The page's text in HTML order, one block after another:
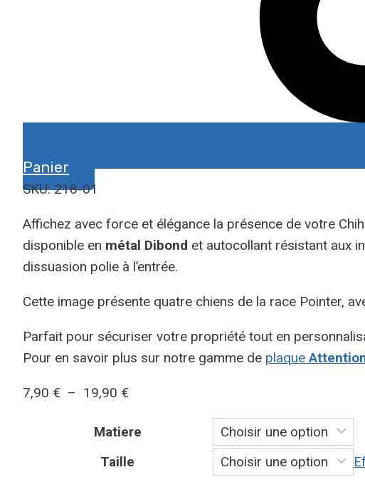
Panier
SKU: 218-01
Affichez avec force et élégance la présence de votre
disponible en métal Dibond et autocollant résistant aux
dissuasion polie à l’entrée.
Cette image présente quatre chiens de la race Pointer,
Parfait pour sécuriser votre propriété tout en
Pour en savoir plus sur notre gamme de plaque
7,90 € – 19,90 €
prix :
7,90 €
Matiere
Taille